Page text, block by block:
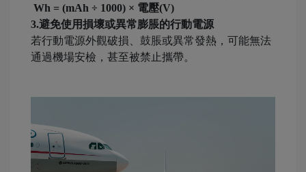
Wh = (mAh ÷ 1000) × 電壓(V)
3.避免使用損壞或異常膨脹的行動電源
若行動電源外觀破損、鼓脹或異常發熱，可能無法
通過機場安檢，甚至被禁止攜帶。